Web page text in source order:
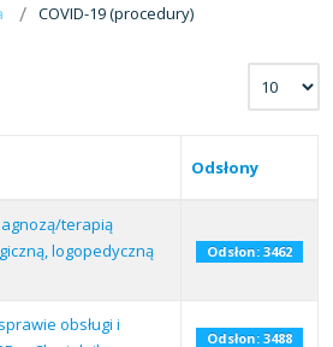
COVID-19 (procedury)
Odsłony
terapią
logopedyczną
Odsłon: 3462
obsługi i
Odsłon: 3488